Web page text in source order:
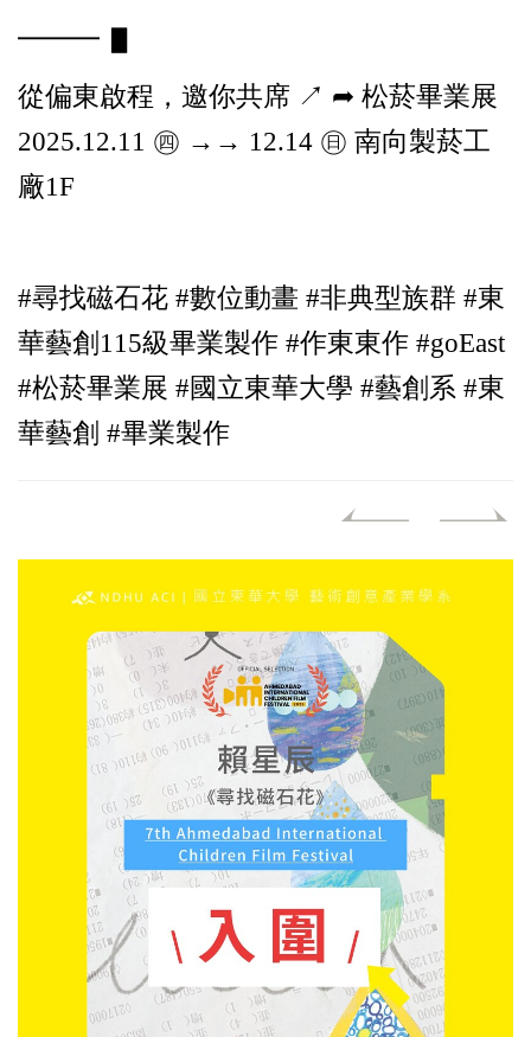
━━━ ▋
從偏東啟程，邀你共席 ↗︎ ➦ 松菸畢業展
2025.12.11 ㊃ →→ 12.14 ㊐ 南向製菸工
廠1F
#尋找磁石花 #數位動畫 #非典型族群 #東
華藝創115級畢業製作 #作東東作 #goEast
#松菸畢業展 #國立東華大學 #藝創系 #東
華藝創 #畢業製作